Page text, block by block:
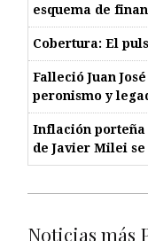
esquema de
Cobertura: El
Falleció Juan
peronismo y
Inflación porteña
de Javier Milei
Noticias más